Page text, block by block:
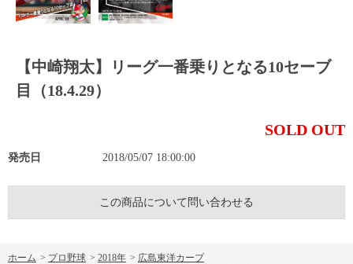
【中崎翔太】リーグ一番乗りとなる10セーブ
目（18.4.29）
SOLD OUT
発売日 2018/05/07 18:00:00
この商品について問い合わせる
ホーム > プロ野球 > 2018年 > 広島東洋カープ